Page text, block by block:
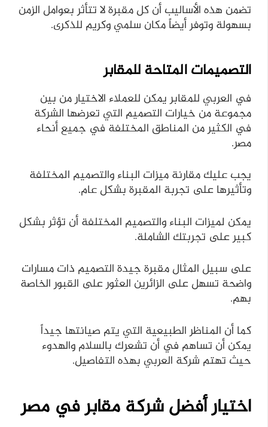
تضمن هذه الأساليب أن كل مقبرة لا تتأثر بعوامل الزمن
بسهولة وتوفر أيضاً مكان سلمي وكريم للذكرى.
التصميمات المتاحة للمقابر
في العربي للمقابر يمكن للعملاء الاختيار من بين
مجموعة من خيارات التصميم التي تعرضها الشركة
في الكثير من المناطق المختلفة في جميع أنحاء
مصر.
يجب عليك مقارنة ميزات البناء والتصميم المختلفة
وتأثيرها على تجربة المقبرة بشكل عام.
يمكن لميزات البناء والتصميم المختلفة أن تؤثر بشكل
كبير على تجربتك الشاملة.
على سبيل المثال مقبرة جيدة التصميم ذات مسارات
واضحة تسهل على الزائرين العثور على القبور الخاصة
بهم.
كما أن المناظر الطبيعية التي يتم صيانتها جيداً
يمكن أن تساهم في أن تشعرك بالسلام والهدوء
حيث تهتم شركة العربي بهذه التفاصيل.
اختيار أفضل شركة مقابر في مصر